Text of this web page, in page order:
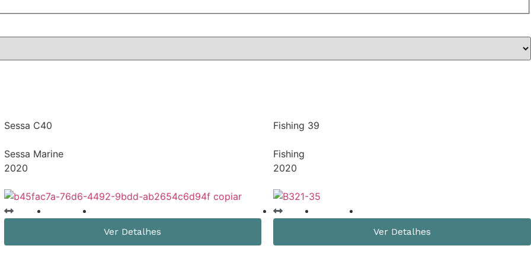
Sessa C40
Sessa Marine
2020
40 Pés 200 horas
Ver Detalhes
Fishing 39
Fishing
2020
39 Pés 379 horas
Ver Detalhes